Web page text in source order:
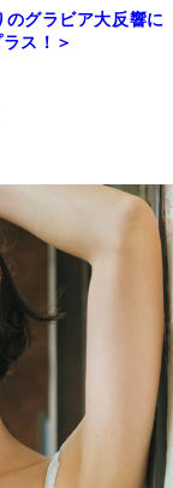
のグラビア大反響に
ス！＞